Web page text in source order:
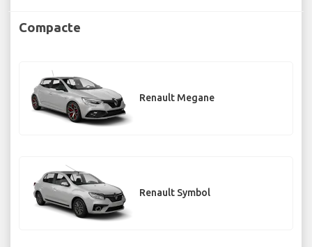
Compacte
Renault Megane
Renault Symbol